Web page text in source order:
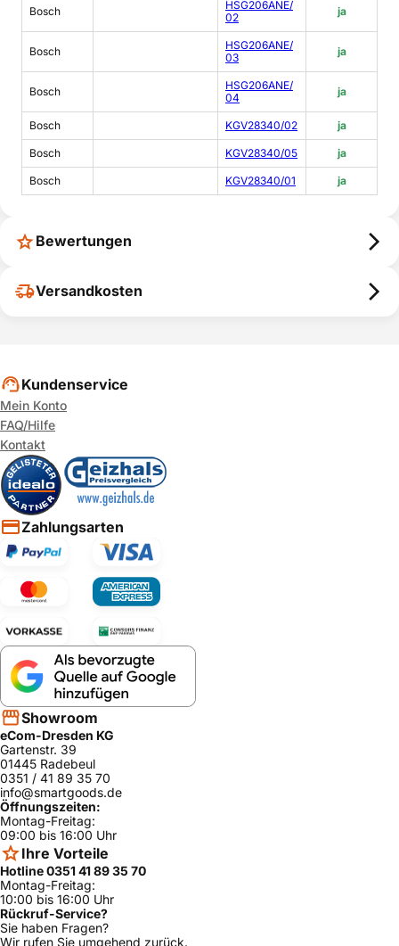
Bosch
HSG206ANE/
02
ja
Bosch
HSG206ANE/
03
ja
Bosch
HSG206ANE/
04
ja
Bosch KGV28340/02 ja
Bosch KGV28340/05 ja
Bosch KGV28340/01 ja
Bewertungen
Versandkosten
Kundenservice
Mein Konto
FAQ/Hilfe
Kontakt
Zahlungsarten
Showroom
eCom-Dresden KG
Gartenstr. 39
01445 Radebeul
0351 / 41 89 35 70
info@smartgoods.de
Öffnungszeiten:
Montag-Freitag:
09:00 bis 16:00 Uhr
Ihre Vorteile
Hotline 0351 41 89 35 70
Montag-Freitag:
10:00 bis 16:00 Uhr
Rückruf-Service?
Sie haben Fragen?
Wir rufen Sie umgehend zurück.